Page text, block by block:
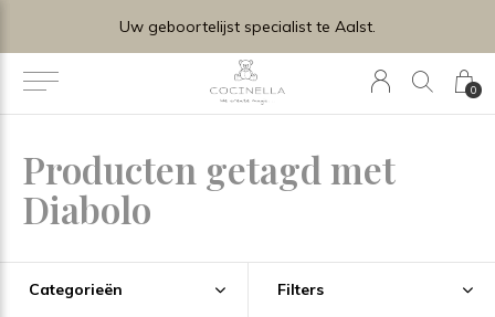
0
Uw geboortelijst specialist te Aalst.
Producten getagd met
Diabolo
Categorieën Filters